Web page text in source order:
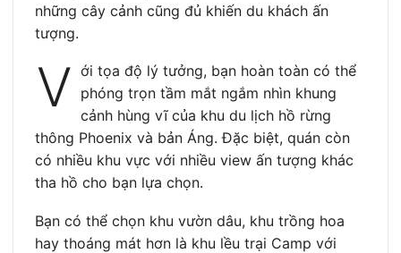
những cây cảnh cũng đủ khiến du khách ấn
tượng.
V ới tọa độ lý tưởng, bạn hoàn toàn có thể
phóng trọn tầm mắt ngắm nhìn khung
cảnh hùng vĩ của khu du lịch hồ rừng
thông Phoenix và bản Áng. Đặc biệt, quán còn
có nhiều khu vực với nhiều view ấn tượng khác
tha hồ cho bạn lựa chọn.
Bạn có thể chọn khu vườn dâu, khu trồng hoa
hay thoáng mát hơn là khu lều trại Camp với